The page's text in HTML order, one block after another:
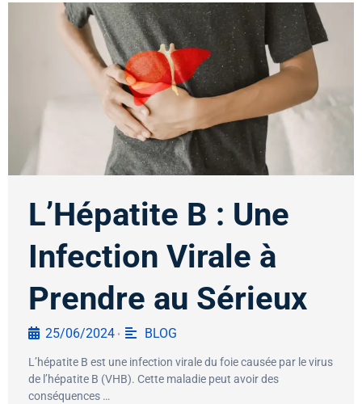
L’Hépatite B : Une
Infection Virale à
Prendre au Sérieux
25/06/2024 • BLOG
L’hépatite B est une infection virale du foie causée par le virus
de l’hépatite B (VHB). Cette maladie peut avoir des
conséquences …